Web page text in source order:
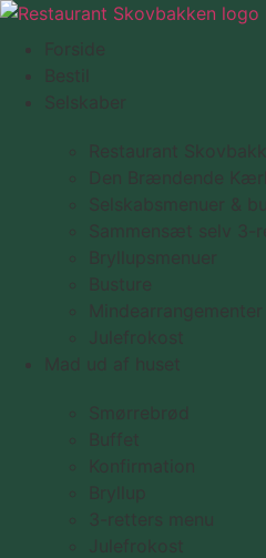
Videre
Forside
Bestil
Selskaber
Restaurant
Den Brændende
Selskabsmenuer &
Sammensæt selv 3-
Bryllupsmenuer
Busture
Mindearrangementer
Julefrokost
Mad ud af huset
Smørrebrød
Buffet
Konfirmation
Bryllup
3-retters menu
Julefrokost